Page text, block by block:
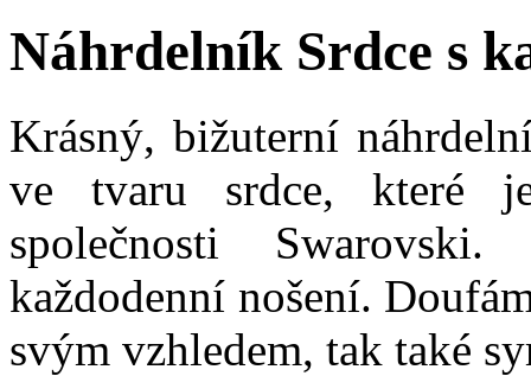
Náhrdelník Srdce s
Krásný, bižuterní
ve tvaru srdce, které
společnosti
každodenní nošení.
svým vzhledem, tak také